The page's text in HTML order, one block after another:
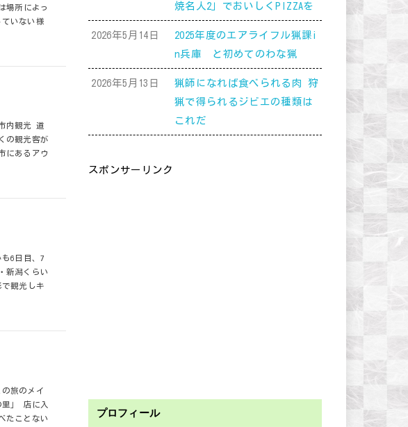
場所によっ
いない様
内観光 道
の観光客が
にあるアウ
6日目、7
新潟くらい
観光しキ
旅のメイ
」 店に入
たことない
焼名人2」でおいしくPIZZAを
2026年5月14日
2025年度のエアライフル猟課i
n兵庫 と初めてのわな猟
2026年5月13日
猟師になれば食べられる肉 狩
猟で得られるジビエの種類は
これだ
スポンサーリンク
プロフィール